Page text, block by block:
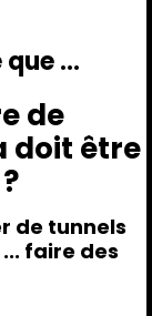
...
de
doit être
de tunnels
faire des